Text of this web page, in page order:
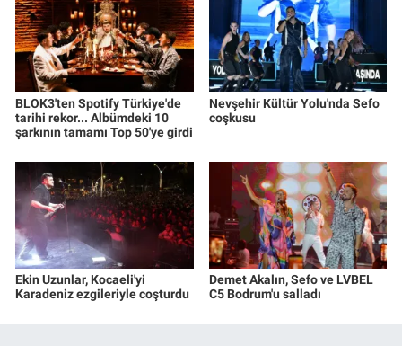
BLOK3'ten Spotify Türkiye'de
tarihi rekor... Albümdeki 10
şarkının tamamı Top 50'ye girdi
Nevşehir Kültür Yolu'nda Sefo
coşkusu
Ekin Uzunlar, Kocaeli'yi
Karadeniz ezgileriyle coşturdu
Demet Akalın, Sefo ve LVBEL
C5 Bodrum'u salladı